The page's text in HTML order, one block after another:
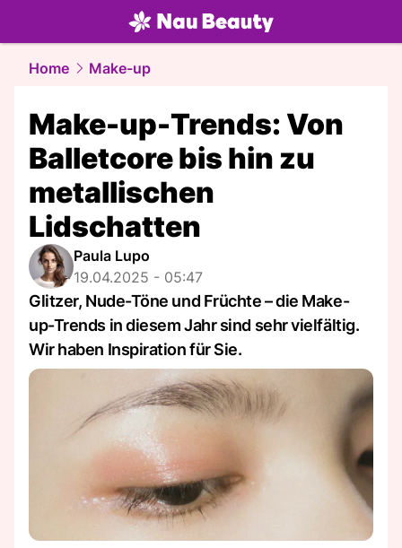
beauty.NAU.ch
Home Make-up
Make-up-Trends: Von
Balletcore bis hin zu
metallischen
Lidschatten
Paula Lupo
19.04.2025 - 05:47
Glitzer, Nude-Töne und Früchte – die Make-
up-Trends in diesem Jahr sind sehr vielfältig.
Wir haben Inspiration für Sie.